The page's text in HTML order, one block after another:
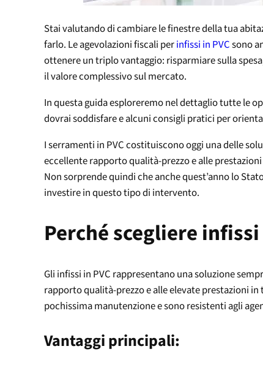
Stai valutando di cambiare le finestre della tua
farlo. Le agevolazioni fiscali perinfissi in PVCsono
ottenere un triplo vantaggio: risparmiare sulla
il valore complessivo sul mercato.
In questa guida esploreremo nel dettaglio tutte le
dovrai soddisfare e alcuni consigli pratici per
I serramenti in PVC costituiscono oggi una delle
eccellente rapporto qualità-prezzo e alle
Non sorprende quindi che anche quest’anno lo
investire in questo tipo di intervento.
Perché scegliere infissi
Gli infissi in PVC rappresentano una soluzione
rapporto qualità-prezzo e alle elevate prestazioni
pochissima manutenzione e sono resistenti agli
Vantaggi principali: